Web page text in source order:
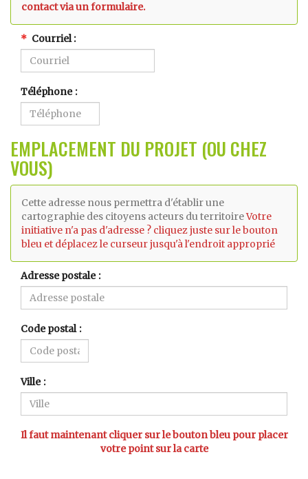
contact via un formulaire.
Courriel
Téléphone
EMPLACEMENT DU PROJET (OU CHEZ
VOUS)
Cette adresse nous permettra d'établir une
cartographie des citoyens acteurs du territoireVotre
initiative n'a pas d'adresse ? cliquez juste sur le bouton
bleu et déplacez le curseur jusqu'à l'endroit approprié
Adresse postale
Code postal
Ville
Il faut maintenant cliquer sur le bouton bleu pour placer
votre point sur la carte